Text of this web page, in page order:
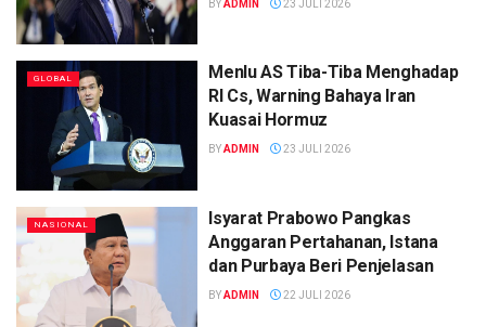
BYADMIN 23 JULI 2026
GLOBAL
Menlu AS Tiba-Tiba Menghadap
RI Cs, Warning Bahaya Iran
Kuasai Hormuz
BYADMIN 23 JULI 2026
NASIONAL
Isyarat Prabowo Pangkas
Anggaran Pertahanan, Istana
dan Purbaya Beri Penjelasan
BYADMIN 22 JULI 2026